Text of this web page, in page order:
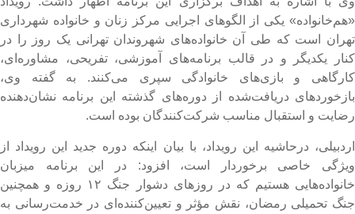
یکی از الگوهای اجرایی مرکز زنان و خانواده شهرداری
است که طی آن خانواده‌های شهروندان تهرانی یک روز را در
یکدیگر و در قالب برنامه‌های آموزشی، تفریحی، مشاوره‌ای،
و بازی‌های خانوادگی سپری می‌کنند. به گفته وی،
دریافت‌شده از دوره‌های گذشته این برنامه نشان‌دهنده
و استقبال مناسب شرکت‌کنندگان بوده است.
درحاشیه این رویداد، با بیان اینکه دوره جدید این رویداد از
خاصی برخوردار است، افزود: در این برنامه میزبان
خانواده‌هایی هستیم که در روزهای دشوار جنگ ۱۲ روزه و همچنین
تحمیلی رمضان، نقش مؤثر و تعیین‌کننده‌ای در خدمت‌رسانی به